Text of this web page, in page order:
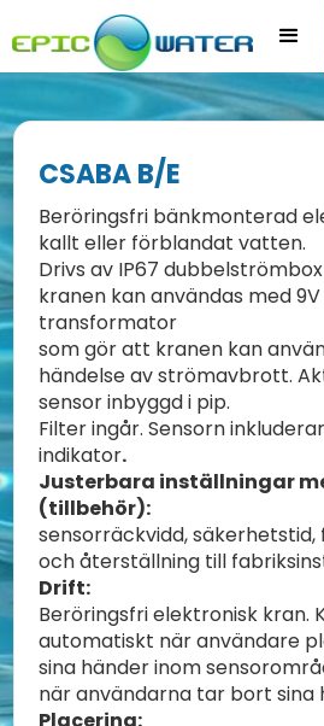
CSABA B/E
Beröringsfri bänkmonterad
kallt eller förblandat vatten.
Drivs av IP67
kranen kan användas med
transformator
som gör att kranen kan
händelse av strömavbrott.
sensor inbyggd i pip.
Filter ingår. Sensorn
indikator.
Justerbara inställningar
(tillbehör):
sensorräckvidd,
och återställning till
Drift:
Beröringsfri elektronisk kran.
automatiskt när användare
sina händer inom
när användarna tar bort sina